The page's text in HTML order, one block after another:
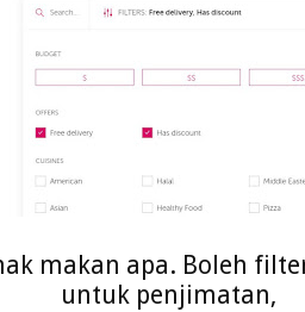
makan apa. Boleh
untuk penjimatan,